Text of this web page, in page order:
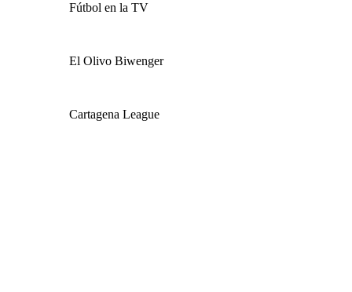
Fútbol en la TV
El Olivo Biwenger
Cartagena League